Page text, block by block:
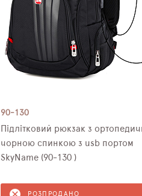
90-130
Підлітковий рюкзак з
чорною спинкою з usb портом
SkyName (90-130 )
РОЗПРОДАНО